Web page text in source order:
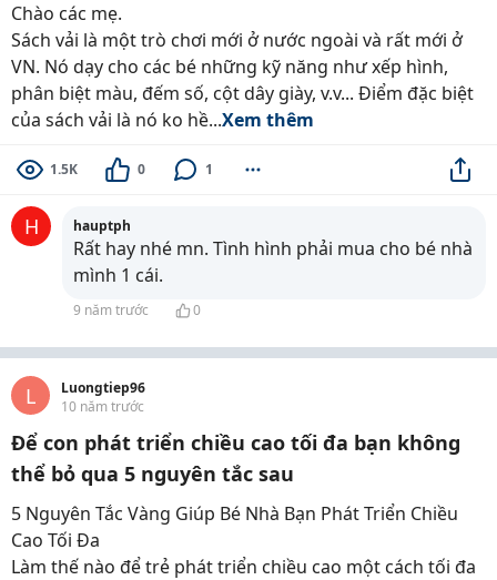
Chào các mẹ.
Sách vải là một trò chơi mới ở nước ngoài và rất mới ở
VN. Nó dạy cho các bé những kỹ năng như xếp hình,
phân biệt màu, đếm số, cột dây giày, v.v... Điểm đặc biệt
của sách vải là nó ko hề...Xem thêm
1.5K 0 1
H hauptph
Rất hay nhé mn. Tình hình phải mua cho bé nhà
mình 1 cái.
9 năm trước 0
L
Luongtiep96
10 năm trước
Để con phát triển chiều cao tối đa bạn không
thể bỏ qua 5 nguyên tắc sau
5 Nguyên Tắc Vàng Giúp Bé Nhà Bạn Phát Triển Chiều
Cao Tối Đa
Làm thế nào để trẻ phát triển chiều cao một cách tối đa